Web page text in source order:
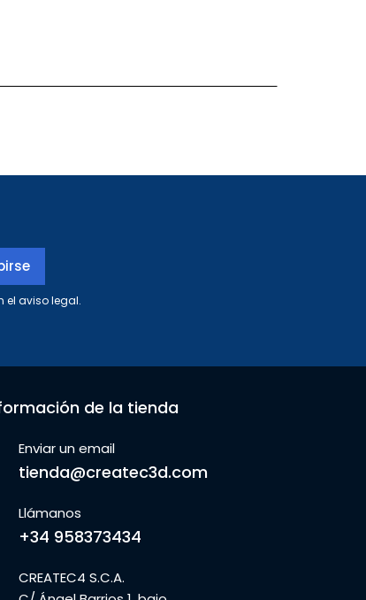
el aviso legal.
de la tienda
Enviar un email
tienda@createc3d.com
Llámanos
+34 958373434
CREATEC4 S.C.A.